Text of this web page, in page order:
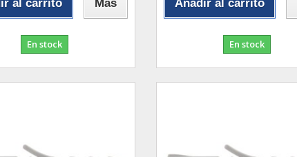
al carrito Más
En stock
Añadir al carrito
En stock